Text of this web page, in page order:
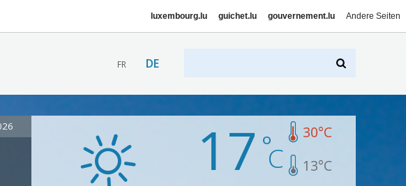
luxembourg.lu guichet.lu gouvernement.lu Andere Seiten
FR DE
17 30°C
13°C